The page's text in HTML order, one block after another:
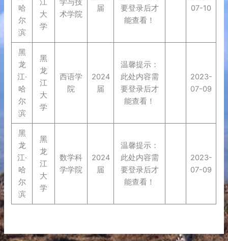
哈
尔
滨
江
大
学
学与技
术学院
届
要登录后才
能查看！
07-10
黑
龙
江·
哈
尔
滨
黑
龙
江
大
学
西语学
院
2024
届
温馨提示：
此处内容需
要登录后才
能查看！
2023-
07-09
黑
龙
江·
哈
尔
滨
黑
龙
江
大
学
数学科
学学院
2024
届
温馨提示：
此处内容需
要登录后才
能查看！
2023-
07-09